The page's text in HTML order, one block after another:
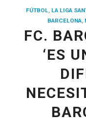
FÚTBOL, LA LIGA
BARCELONA,
FC.
‘ES